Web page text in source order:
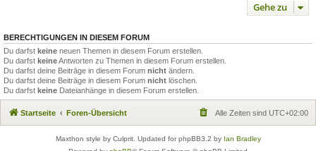
Gehe zu
BERECHTIGUNGEN IN DIESEM FORUM
Du darfst keine neuen Themen in diesem Forum erstellen.
Du darfst keineAntworten zu Themen in diesem Forum erstellen.
Du darfst deine Beiträge in diesem Forum nicht ändern.
Du darfst deine Beiträge in diesem Forum nicht löschen.
Du darfst keine Dateianhänge in diesem Forum erstellen.
Startseite Foren-Übersicht Alle Zeiten sind UTC+02:00
Maxthon style by Culprit. Updated for phpBB3.2 by Ian Bradley